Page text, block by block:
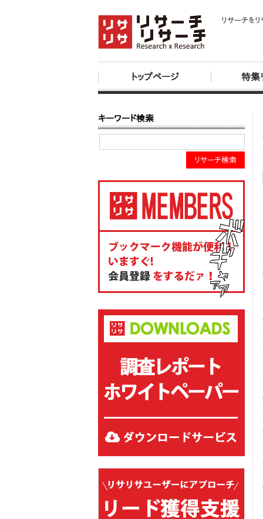
リサーチを
トップページ 特集
キーワード検索
リサーチ検索